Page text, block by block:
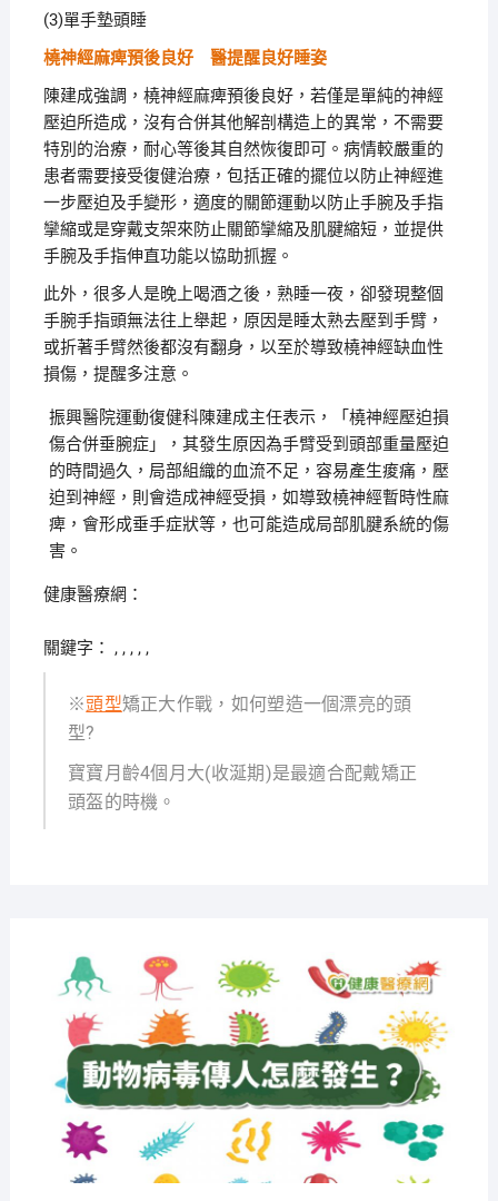
(3)單手墊頭睡
橈神經麻痺預後良好 醫提醒良好睡姿
陳建成強調，橈神經麻痺預後良好，若僅是單純的神經
壓迫所造成，沒有合併其他解剖構造上的異常，不需要
特別的治療，耐心等後其自然恢復即可。病情較嚴重的
患者需要接受復健治療，包括正確的擺位以防止神經進
一步壓迫及手變形，適度的關節運動以防止手腕及手指
攣縮或是穿戴支架來防止關節攣縮及肌腱縮短，並提供
手腕及手指伸直功能以協助抓握。
此外，很多人是晚上喝酒之後，熟睡一夜，卻發現整個
手腕手指頭無法往上舉起，原因是睡太熟去壓到手臂，
或折著手臂然後都沒有翻身，以至於導致橈神經缺血性
損傷，提醒多注意。
振興醫院運動復健科陳建成主任表示，「橈神經壓迫損
傷合併垂腕症」，其發生原因為手臂受到頭部重量壓迫
的時間過久，局部組織的血流不足，容易產生痠痛，壓
迫到神經，則會造成神經受損，如導致橈神經暫時性麻
痺，會形成垂手症狀等，也可能造成局部肌腱系統的傷
害。
健康醫療網：
關鍵字： , , , , ,
※頭型矯正大作戰，如何塑造一個漂亮的頭
型?
寶寶月齡4個月大(收涎期)是最適合配戴矯正
頭盔的時機。